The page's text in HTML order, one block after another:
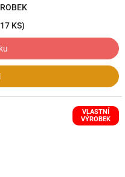
KS)
VLASTNÍ
VÝROBEK